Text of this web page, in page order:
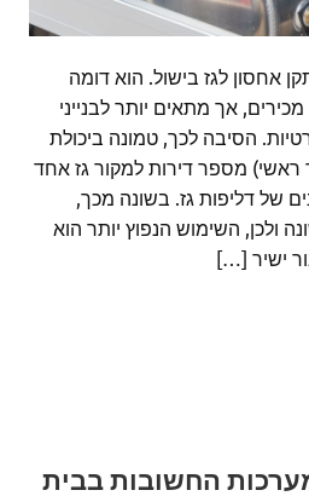
אחסון לגז בישול. הוא דומה
מכירים, אך מתאים יותר לבנייני
הסיבה לכך, טמונה ביכולת
ראשי) מספר דירות למקור גז אחד
של דליפות גז. בשונה מכך,
ולכן, השימוש הנפוץ יותר הוא
ישיר […]
החשובות בבית